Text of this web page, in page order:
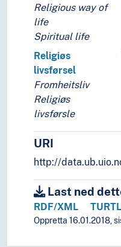
Religious way of
life
Spiritual life
Religiøs
livsførsel
Fromheitsliv
Religiøs
livsførsle
URI
http://
Last ned
RDF/XML
Oppretta 16.01.2018,